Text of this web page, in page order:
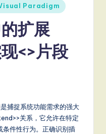
Paradigm
扩展
<>片段
是捕捉系统功能需求的强大
关系，它允许在特定
条件性行为。正确识别插